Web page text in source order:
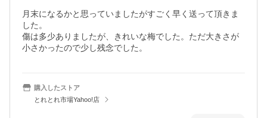
月末になるかと思っていましたがすごく早く送って頂きま
した。
傷は多少ありましたが、きれいな梅でした。ただ大きさが
小さかったので少し残念でした。
購入したストア
とれとれ市場Yahoo!店